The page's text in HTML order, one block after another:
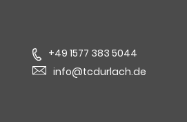
+49 1577 383 5044
info@tcdurlach.de